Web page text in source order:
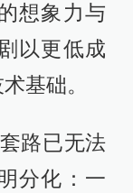
想象力与
以更低成
基础。
路已无法
分化：一